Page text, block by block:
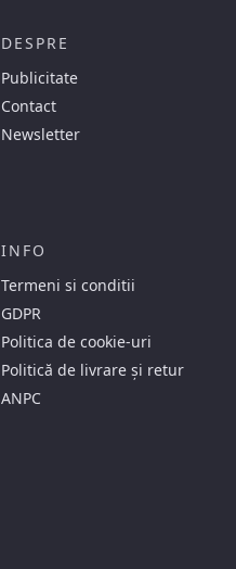
DESPRE
Publicitate
Contact
Newsletter
INFO
Termeni si conditii
GDPR
Politica de cookie-uri
Politică de livrare și retur
ANPC